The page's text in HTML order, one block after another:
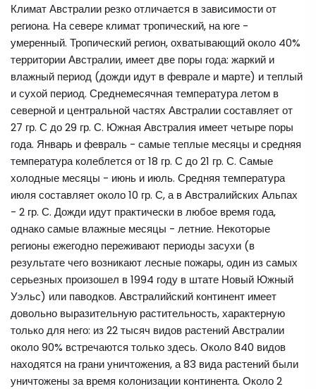
Климат Австралии резко отличается в зависимости от
региона. На севере климат тропический, на юге -
умеренный. Тропический регион, охватывающий около 40%
территории Австралии, имеет две поры года: жаркий и
влажный период (дожди идут в феврале и марте) и теплый
и сухой период. Среднемесячная температура летом в
северной и центральной частях Австралии составляет от
27 гр. С до 29 гр. С. Южная Австралия имеет четыре поры
года. Январь и февраль - самые теплые месяцы и средняя
температура колеблется от 18 гр. С до 21 гр. С. Самые
холодные месяцы - июнь и июль. Средняя температура
июля составляет около 10 гр. С, а в Австралийских Альпах
- 2 гр. С. Дожди идут практически в любое время года,
однако самые влажные месяцы - летние. Некоторые
регионы ежегодно переживают периоды засухи (в
результате чего возникают лесные пожары, один из самых
серьезных произошел в 1994 году в штате Новый Южный
Уэльс) или паводков. Австралийский континент имеет
довольно выразительную растительность, характерную
только для него: из 22 тысяч видов растений Австралии
около 90% встречаются только здесь. Около 840 видов
находятся на грани уничтожения, а 83 вида растений были
уничтожены за время колонизации континента. Около 2